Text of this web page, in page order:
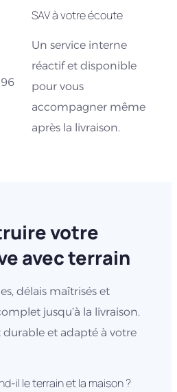
SAV à votre écoute
Un service interne
réactif et disponible
pour vous
accompagner même
après la livraison.
votre
avec terrain
délais maîtrisés et
jusqu’à la livraison.
et adapté à votre
il le terrain et la maison ?